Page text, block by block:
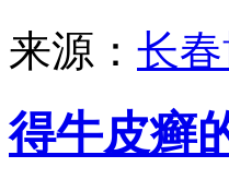
来源： 长
得牛皮癣